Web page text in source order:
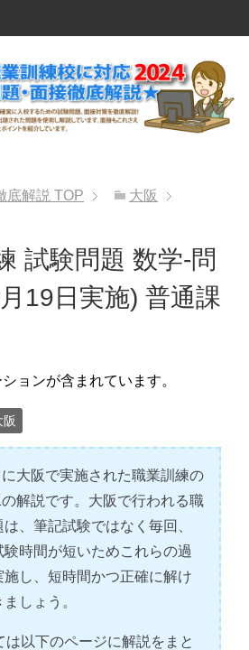
底解説 TOP 大阪
試験問題 数学-問
19日実施) 普通課
ョンが含まれています。
阪
大阪で実施された職業訓練の
解説です。大阪で行われる職
、筆記試験ではなく毎回、
時間が短いためこれらの過
し、短時間かつ正確に解け
しょう。
は以下のページに解説をまと